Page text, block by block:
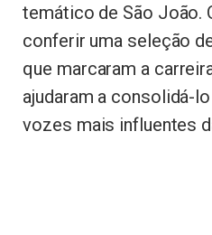
temático de São João.
conferir uma seleção
que marcaram a
ajudaram a consolidá-
vozes mais influentes